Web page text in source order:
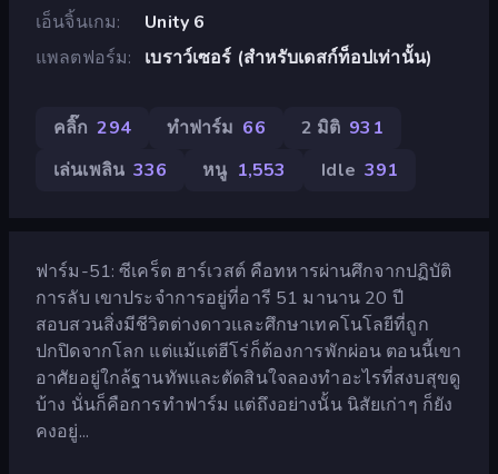
เอ็นจิ้นเกม
Unity 6
แพลตฟอร์ม
เบราว์เซอร์ (สำหรับเดสก์ท็อปเท่านั้น)
คลิ๊ก 294 ทำฟาร์ม 66 2 มิติ 931
เล่นเพลิน 336 หนู 1,553 Idle 391
ฟาร์ม-51: ซีเคร็ต ฮาร์เวสต์ คือทหารผ่านศึกจากปฏิบัติ
การลับ เขาประจำการอยู่ที่อารี 51 มานาน 20 ปี
สอบสวนสิ่งมีชีวิตต่างดาวและศึกษาเทคโนโลยีที่ถูก
ปกปิดจากโลก แต่แม้แต่ฮีโร่ก็ต้องการพักผ่อน ตอนนี้เขา
อาศัยอยู่ใกล้ฐานทัพและตัดสินใจลองทำอะไรที่สงบสุขดู
บ้าง นั่นก็คือการทำฟาร์ม แต่ถึงอย่างนั้น นิสัยเก่าๆ ก็ยัง
คงอยู่...